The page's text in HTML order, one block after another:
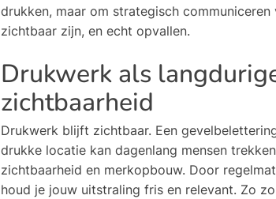
drukken, maar om strategisch
zichtbaar zijn, en echt opvallen.
Drukwerk als
zichtbaarheid
Drukwerk blijft zichtbaar. Een
drukke locatie kan dagenlang mensen
zichtbaarheid en merkopbouw. Door
houd je jouw uitstraling fris en relevant. Zo